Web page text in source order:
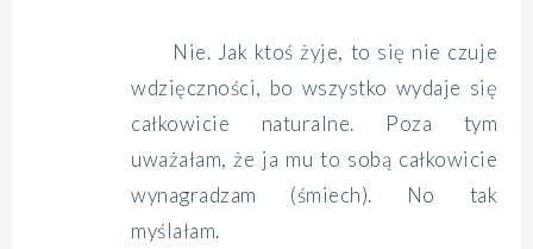
Nie. Jak ktoś żyje, to się nie czuje
wdzięczności, bo wszystko wydaje się
całkowicie naturalne. Poza tym
uważałam, że ja mu to sobą całkowicie
wynagradzam (śmiech). No tak
myślałam.